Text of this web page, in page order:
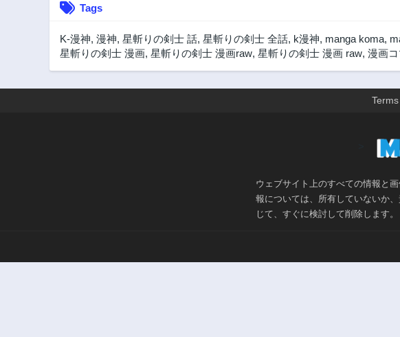
Tags
K-漫神, 漫神, 星斬りの剣士 話, 星斬りの剣士 全話, k漫神, manga koma,
星斬りの剣士 漫画, 星斬りの剣士 漫画raw, 星斬りの剣士 漫画 raw, 漫画
ウェブサイト上のすべての情報と
報については、所有していないか
じて、すぐに検討して削除します。